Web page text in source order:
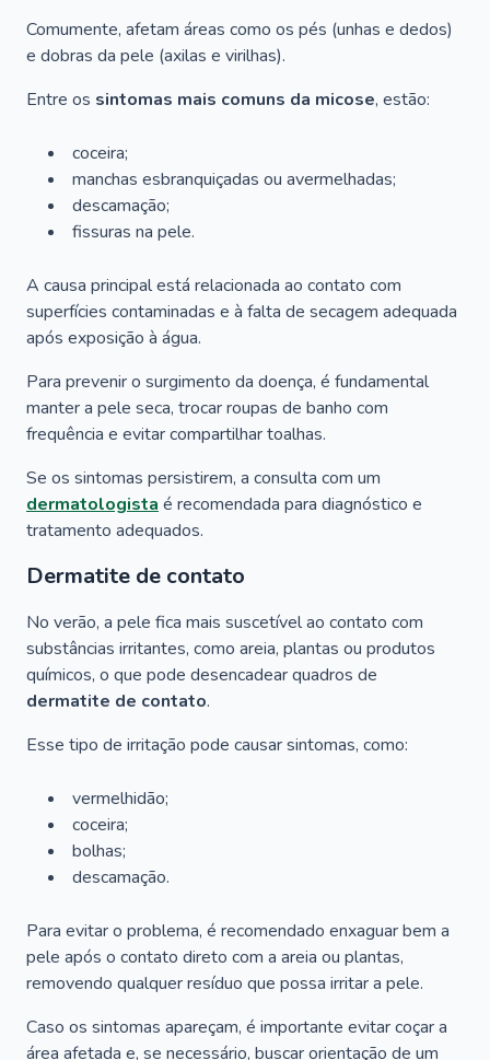
Comumente, afetam áreas como os pés (unhas e dedos)
e dobras da pele (axilas e virilhas).
Entre os sintomas mais comuns da micose, estão:
coceira;
manchas esbranquiçadas ou avermelhadas;
descamação;
fissuras na pele.
A causa principal está relacionada ao contato com
superfícies contaminadas e à falta de secagem adequada
após exposição à água.
Para prevenir o surgimento da doença, é fundamental
manter a pele seca, trocar roupas de banho com
frequência e evitar compartilhar toalhas.
Se os sintomas persistirem, a consulta com um
dermatologistaé recomendada para diagnóstico e
tratamento adequados.
Dermatite de contato
No verão, a pele fica mais suscetível ao contato com
substâncias irritantes, como areia, plantas ou produtos
químicos, o que pode desencadear quadros de
dermatite de contato.
Esse tipo de irritação pode causar sintomas, como:
vermelhidão;
coceira;
bolhas;
descamação.
Para evitar o problema, é recomendado enxaguar bem a
pele após o contato direto com a areia ou plantas,
removendo qualquer resíduo que possa irritar a pele.
Caso os sintomas apareçam, é importante evitar coçar a
área afetada e, se necessário, buscar orientação de um